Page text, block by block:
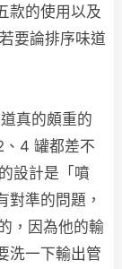
款的使用以及
要論排序味道
真的頗重的
、4 罐都差不
設計是「噴
對準的問題，
，因為他的輸
洗一下輸出管